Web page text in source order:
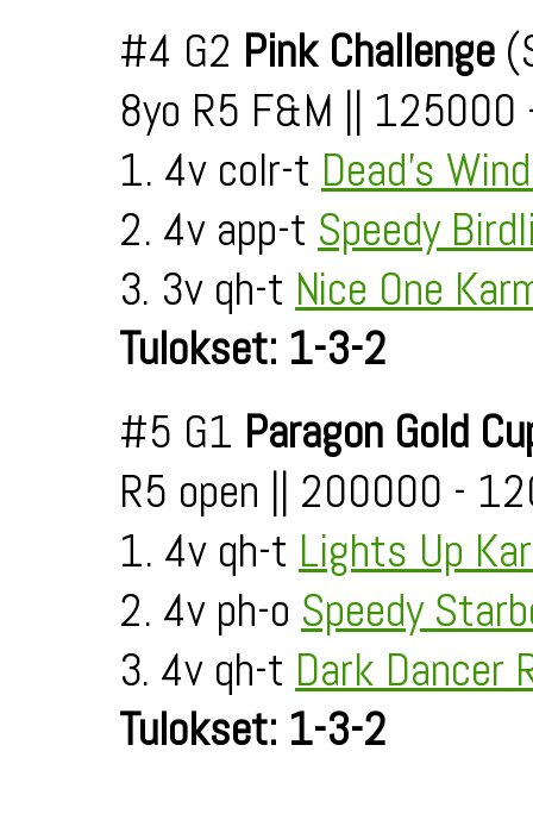
#4 G2 Pink Challenge
8yo R5 F&M ||
1. 4v colr-t Dead's
2. 4v app-t Speedy
3. 3v qh-t Nice One
Tulokset: 1-3-2
#5 G1 Paragon Gold
R5 open || 200000 -
1. 4v qh-t Lights Up
2. 4v ph-o Speedy
3. 4v qh-t Dark Dancer
Tulokset: 1-3-2